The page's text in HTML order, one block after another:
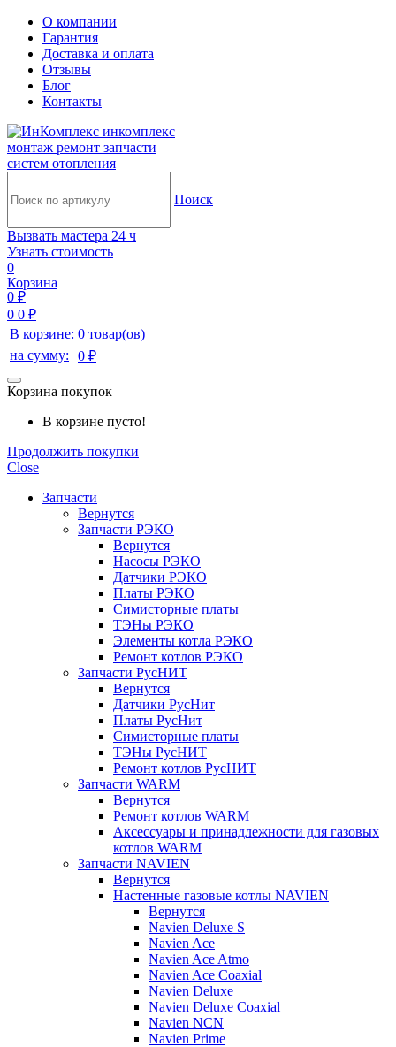
О компании
Гарантия
Доставка и оплата
Отзывы
Блог
Контакты
инкомплекс
монтаж ремонт запчасти
систем отопления
Поиск
Вызвать мастера 24 ч
Узнать стоимость
0
Корзина
0 ₽
0 0 ₽
В корзине: 0 товар(ов)
на сумму:
0 ₽
Корзина покупок
В корзине пусто!
Продолжить покупки
Close
Запчасти
Вернутся
Запчасти РЭКО
Вернутся
Насосы РЭКО
Датчики РЭКО
Платы РЭКО
Симисторные платы
ТЭНы РЭКО
Элементы котла РЭКО
Ремонт котлов РЭКО
Запчасти РусНИТ
Вернутся
Датчики РусНит
Платы РусНит
Симисторные платы
ТЭНы РусНИТ
Ремонт котлов РусНИТ
Запчасти WARM
Вернутся
Ремонт котлов WARM
Аксессуары и принадлежности для газовых
котлов WARM
Запчасти NAVIEN
Вернутся
Настенные газовые котлы NAVIEN
Вернутся
Navien Deluxe S
Navien Ace
Navien Ace Atmo
Navien Ace Coaxial
Navien Deluxe
Navien Deluxe Coaxial
Navien NCN
Navien Prime